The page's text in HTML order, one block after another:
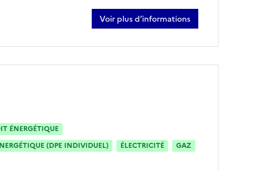
Voir plus d’informations
sur rose-virginie frecher
ÉNERGÉTIQUE
(DPE INDIVIDUEL)
ÉLECTRICITÉ
GAZ